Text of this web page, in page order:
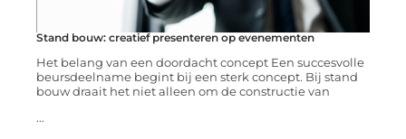
Stand bouw: creatief presenteren op evenementen
Het belang van een doordacht concept Een succesvolle
beursdeelname begint bij een sterk concept. Bij stand
bouw draait het niet alleen om de constructie van
...